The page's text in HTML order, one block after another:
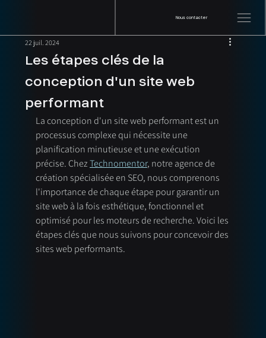
Nous contacter
Les étapes clés de la
conception d'un site web
performant
22 juil. 2024
La conception d'un site web performant est un
processus complexe qui nécessite une
planification minutieuse et une exécution
précise. Chez Technomentor, notre agence de
création spécialisée en SEO, nous comprenons
l'importance de chaque étape pour garantir un
site web à la fois esthétique, fonctionnel et
optimisé pour les moteurs de recherche. Voici les
étapes clés que nous suivons pour concevoir des
sites web performants.